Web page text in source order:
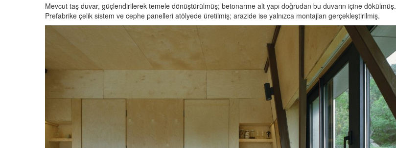
Mevcut taş duvar, güçlendirilerek temele dönüştürülmüş; betonarme alt yapı doğrudan bu duvarın içine dökülmüş.
Prefabrike çelik sistem ve cephe panelleri atölyede üretilmiş; arazide ise yalnızca montajları gerçekleştirilmiş.